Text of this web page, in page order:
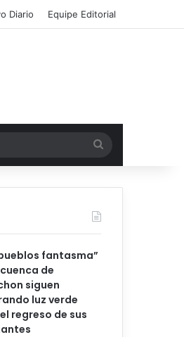
Diario Equipe Editorial
fantasma”
de
siguen
luz verde
regreso de sus